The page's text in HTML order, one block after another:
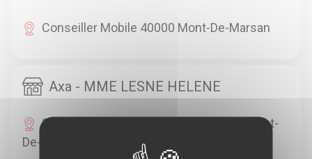
Conseiller Mobile 40000 Mont-De-Marsan
Axa - MME LESNE HELENE
35 AVENUE MARECHAL FOCH 40000 Mont-
De-Marsan